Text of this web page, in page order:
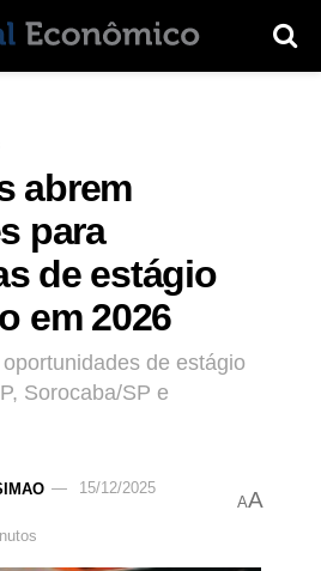
abrem
para
de estágio
em 2026
de estágio
Sorocaba/SP e
15/12/2025
AA